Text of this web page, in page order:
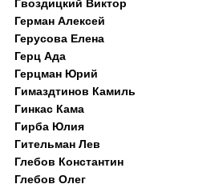
Гвоздицкий Виктор
Герман Алексей
Герусова Елена
Герц Ада
Герцман Юрий
Гимаздтинов Камиль
Гинкас Кама
Гирба Юлия
Гительман Лев
Глебов Константин
Глебов Олег